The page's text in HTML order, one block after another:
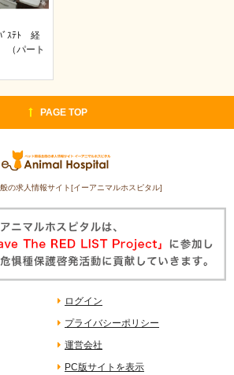
ﾞｽﾃﾄ 経
パート
PAGE TOP
の求人情報サイト[イーアニマルホスピタル]
ログイン
プライバシーポリシー
運営会社
PC版サイトを表示